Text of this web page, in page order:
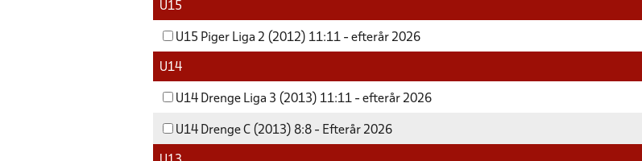
U15
U15 Piger Liga 2 (2012) 11:11 - efterår 2026
U14
U14 Drenge Liga 3 (2013) 11:11 - efterår 2026
U14 Drenge C (2013) 8:8 - Efterår 2026